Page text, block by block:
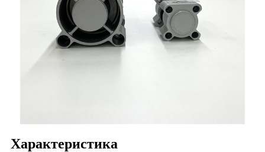
Характеристика